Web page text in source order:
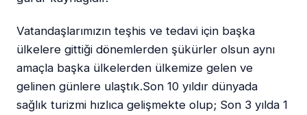
Vatandaşlarımızın teşhis ve tedavi için başka
ülkelere gittiği dönemlerden şükürler olsun aynı
amaçla başka ülkelerden ülkemize gelen ve
gelinen günlere ulaştık.Son 10 yıldır dünyada
sağlık turizmi hızlıca gelişmekte olup; Son 3 yılda 1